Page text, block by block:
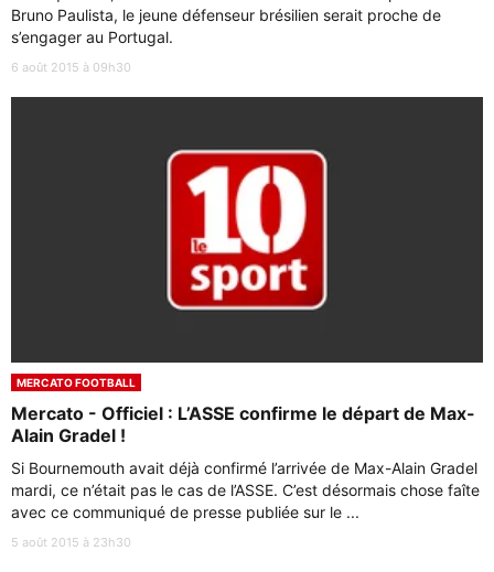
Bruno Paulista, le jeune défenseur brésilien serait proche de
s’engager au Portugal.
6 août 2015 à 09h30
MERCATO FOOTBALL
Mercato - Officiel : L’ASSE confirme le départ de Max-
Alain Gradel !
Si Bournemouth avait déjà confirmé l’arrivée de Max-Alain Gradel
mardi, ce n’était pas le cas de l’ASSE. C’est désormais chose faîte
avec ce communiqué de presse publiée sur le ...
5 août 2015 à 23h30